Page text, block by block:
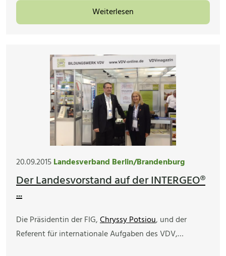
Weiterlesen
20.09.2015Landesverband Berlin/Brandenburg
Der Landesvorstand auf der INTERGEO®
...
Die Präsidentin der FIG,Chryssy Potsiou, und der
Referent für internationale Aufgaben des VDV,…